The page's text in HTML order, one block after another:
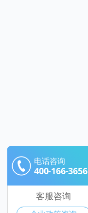
电话咨询
400-166-3656
客服咨询